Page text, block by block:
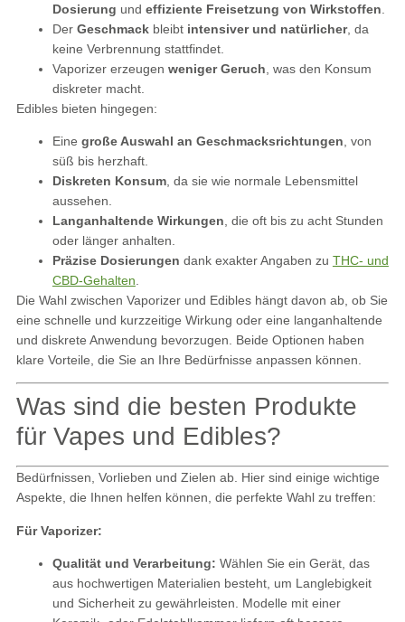
Dosierung und effiziente Freisetzung von Wirkstoffen
Der Geschmackbleibt intensiver und natürlicher, da
keine Verbrennung stattfindet.
Vaporizer erzeugen weniger Geruch , was den Konsum
diskreter macht.
Edibles bieten hingegen:
Eine große Auswahl an Geschmacksrichtungen , von
süß bis herzhaft.
Diskreten Konsum, da sie wie normale Lebensmittel
aussehen.
Langanhaltende Wirkungen , die oft bis zu acht Stunden
oder länger anhalten.
Präzise Dosierungen dank exakter Angaben zu THC- und
CBD-Gehalten
Die Wahl zwischen Vaporizer und Edibles hängt davon ab, ob Sie
eine schnelle und kurzzeitige Wirkung oder eine langanhaltende
und diskrete Anwendung bevorzugen. Beide Optionen haben
klare Vorteile, die Sie an Ihre Bedürfnisse anpassen können.
Was sind die besten Produkte
für Vapes und Edibles?
Bedürfnissen, Vorlieben und Zielen ab. Hier sind einige wichtige
Aspekte, die Ihnen helfen können, die perfekte Wahl zu treffen:
Für Vaporizer:
Qualität und Verarbeitung: Wählen Sie ein Gerät, das
aus hochwertigen Materialien besteht, um Langlebigkeit
und Sicherheit zu gewährleisten. Modelle mit einer